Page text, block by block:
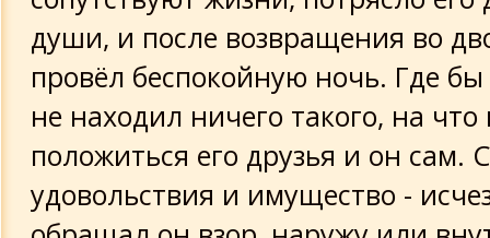
души, и после возвращения во
провёл беспокойную ночь. Где
не находил ничего такого, на
положиться его друзья и он сам.
удовольствия и имущество -